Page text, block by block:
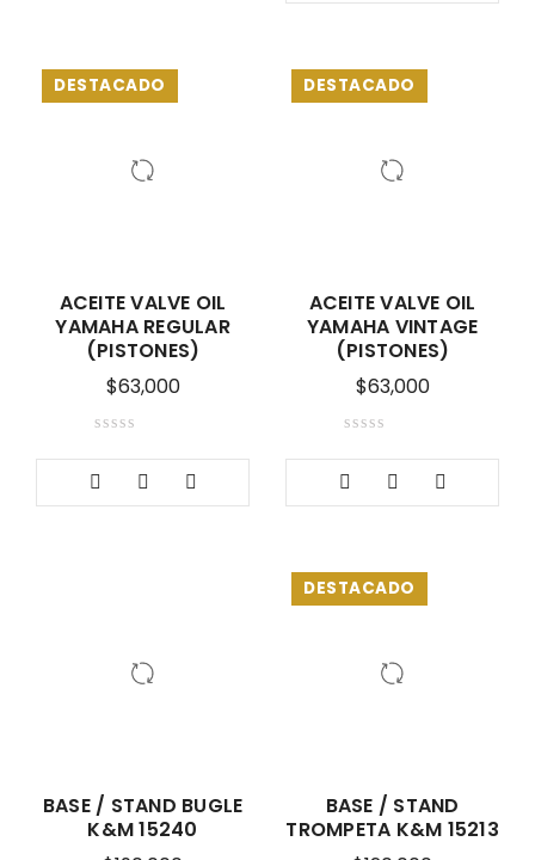
DESTACADO
ACEITE VALVE OIL
YAMAHA REGULAR
(PISTONES)
$63,000
DESTACADO
ACEITE VALVE OIL
YAMAHA VINTAGE
(PISTONES)
$63,000
BASE / STAND BUGLE
K&M 15240
DESTACADO
BASE / STAND
TROMPETA K&M 15213